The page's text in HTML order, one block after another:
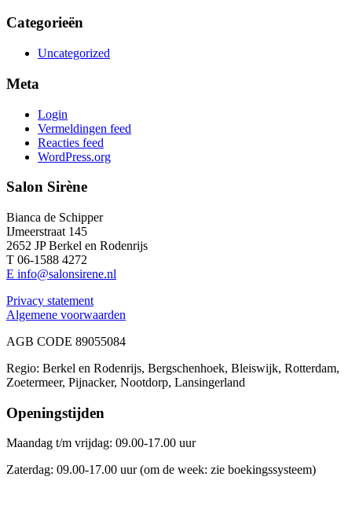
Categorieën
Uncategorized
Meta
Login
Vermeldingen feed
Reacties feed
WordPress.org
Salon Sirène
Bianca de Schipper
IJmeerstraat 145
2652 JP Berkel en Rodenrijs
T 06-1588 4272
E info@salonsirene.nl
Privacy statement
Algemene voorwaarden
AGB CODE 89055084
Regio: Berkel en Rodenrijs, Bergschenhoek, Bleiswijk, Rotterdam,
Zoetermeer, Pijnacker, Nootdorp, Lansingerland
Openingstijden
Maandag t/m vrijdag: 09.00-17.00 uur
Zaterdag: 09.00-17.00 uur (om de week: zie boekingssysteem)